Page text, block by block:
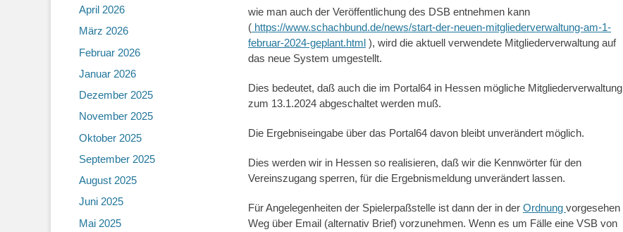
wie man auch der Veröffentlichung des DSB entnehmen kann
( https://www.schachbund.de/news/start-der-neuen-mitgliederverwaltung-am-1-
februar-2024-geplant.html ), wird die aktuell verwendete Mitgliederverwaltung auf
das neue System umgestellt.
Dies bedeutet, daß auch die im Portal64 in Hessen mögliche Mitgliederverwaltung
zum 13.1.2024 abgeschaltet werden muß.
Die Ergebniseingabe über das Portal64 davon bleibt unverändert möglich.
Dies werden wir in Hessen so realisieren, daß wir die Kennwörter für den
Vereinszugang sperren, für die Ergebnismeldung unverändert lassen.
Für Angelegenheiten der Spielerpaßstelle ist dann der in der Ordnung vorgesehen
Weg über Email (alternativ Brief) vorzunehmen. Wenn es um Fälle eine VSB von
April 2026
März 2026
Februar 2026
Januar 2026
Dezember 2025
November 2025
Oktober 2025
September 2025
August 2025
Juni 2025
Mai 2025